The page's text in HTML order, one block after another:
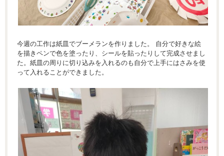
今週の工作は紙皿でブーメランを作りました。 自分で好きな絵
を描きペンで色を塗ったり、シールを貼ったりして完成させまし
た。紙皿の周りに切り込みを入れるのも自分で上手にはさみを使
って入れることができました。